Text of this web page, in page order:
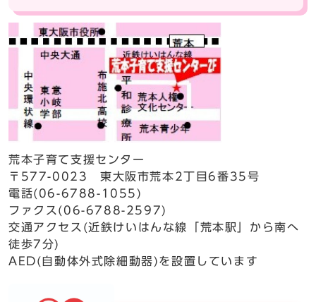
荒本子育て支援センター
〒577-0023 東大阪市荒本2丁目6番35号
電話(06-6788-1055)
ファクス(06-6788-2597)
交通アクセス(近鉄けいはんな線「荒本駅」から南へ
徒歩7分)
AED(自動体外式除細動器)を設置しています